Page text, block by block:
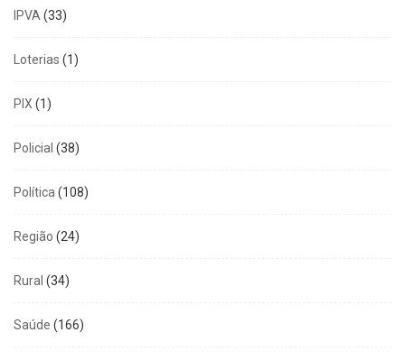
IPVA (33)
Loterias (1)
PIX (1)
Policial (38)
Política (108)
Região (24)
Rural (34)
Saúde (166)